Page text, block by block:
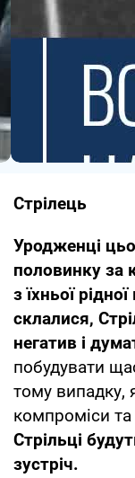
Стрілець
Уродженці
половинку за
з їхньої
склалися,
негатив і
побудувати
тому випадку,
компроміси
Стрільці
зустріч.